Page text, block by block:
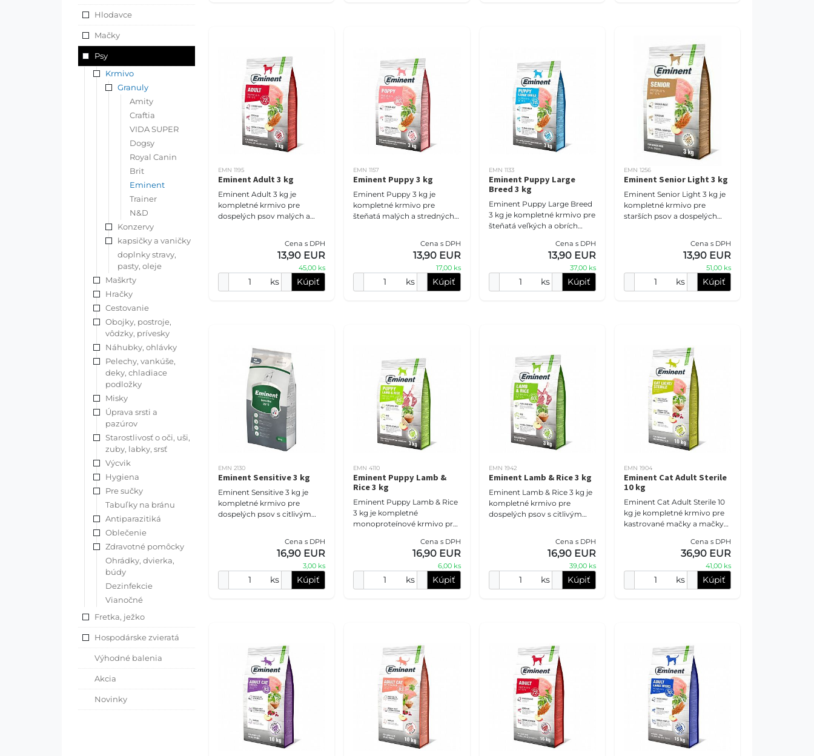
Hlodavce
Mačky
Psy
Krmivo
Granuly
Amity
Craftia
VIDA SUPER
Dogsy
Royal Canin
Brit
Eminent
Trainer
N&D
Konzervy
kapsičky a vaničky
doplnky stravy,
pasty, oleje
Maškrty
Hračky
Cestovanie
Obojky, postroje,
vôdzky, prívesky
Náhubky, ohlávky
Pelechy, vankúše,
deky, chladiace
podložky
Misky
Úprava srsti a
pazúrov
Starostlivosť o oči, uši,
zuby, labky, srsť
Výcvik
Hygiena
Pre sučky
Tabuľky na bránu
Antiparazitiká
Oblečenie
Zdravotné pomôcky
Ohrádky, dvierka,
búdy
Dezinfekcie
Vianočné
Fretka, ježko
Hospodárske zvieratá
Výhodné balenia
Akcia
Novinky
EMN 1195
Eminent Adult 3 kg
Eminent Adult 3 kg je
kompletné krmivo pre
dospelých psov malých a
% tukov, hydinovým mäsom,
Cena s DPH
13,90 EUR
45,00 ks
ks Kúpiť
EMN 1157
Eminent Puppy 3 kg
Eminent Puppy 3 kg je
kompletné krmivo pre
šteňatá malých a stredných
% hydinovej múčky, rybac
Cena s DPH
13,90 EUR
17,00 ks
ks Kúpiť
EMN 1133
Eminent Puppy Large
Breed 3 kg
Eminent Puppy Large Breed
3 kg je kompletné krmivo pre
šteňatá veľkých a obrích
suky. Vyvážený obsah
bielkovín, tukov, vá
Cena s DPH
13,90 EUR
37,00 ks
ks Kúpiť
EMN 1256
Eminent Senior Light 3 kg
Eminent Senior Light 3 kg je
kompletné krmivo pre
starších psov a dospelých
Cena s DPH
13,90 EUR
51,00 ks
ks Kúpiť
EMN 2130
Eminent Sensitive 3 kg
Eminent Sensitive 3 kg je
kompletné krmivo pre
dospelých psov s citlivým
Receptúra s 25 % hydinovej
Cena s DPH
16,90 EUR
3,00 ks
ks Kúpiť
EMN 4110
Eminent Puppy Lamb &
Rice 3 kg
Eminent Puppy Lamb & Rice
3 kg je kompletné
monoproteínové krmivo pre
gravidné aj dojčiace suky.
Receptúra s jahňacím m
Cena s DPH
16,90 EUR
6,00 ks
ks Kúpiť
EMN 1942
Eminent Lamb & Rice 3 kg
Eminent Lamb & Rice 3 kg je
kompletné krmivo pre
dospelých psov s citlivým
prebiotikami, probiotikam
Cena s DPH
16,90 EUR
39,00 ks
ks Kúpiť
EMN 1904
Eminent Cat Adult Sterile
10 kg
Eminent Cat Adult Sterile 10
kg je kompletné krmivo pre
kastrované mačky a mačky
Receptúra s 28 % hydinovej
múčky, L-karnitínom,
Cena s DPH
36,90 EUR
41,00 ks
ks Kúpiť